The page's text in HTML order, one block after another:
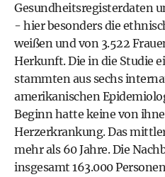
Gesundheitsregisterdaten
- hier besonders die
weißen und von 3.522
Herkunft. Die in die Studie
stammten aus sechs
amerikanischen
Beginn hatte keine von
Herzerkrankung. Das
mehr als 60 Jahre. Die
insgesamt 163.000